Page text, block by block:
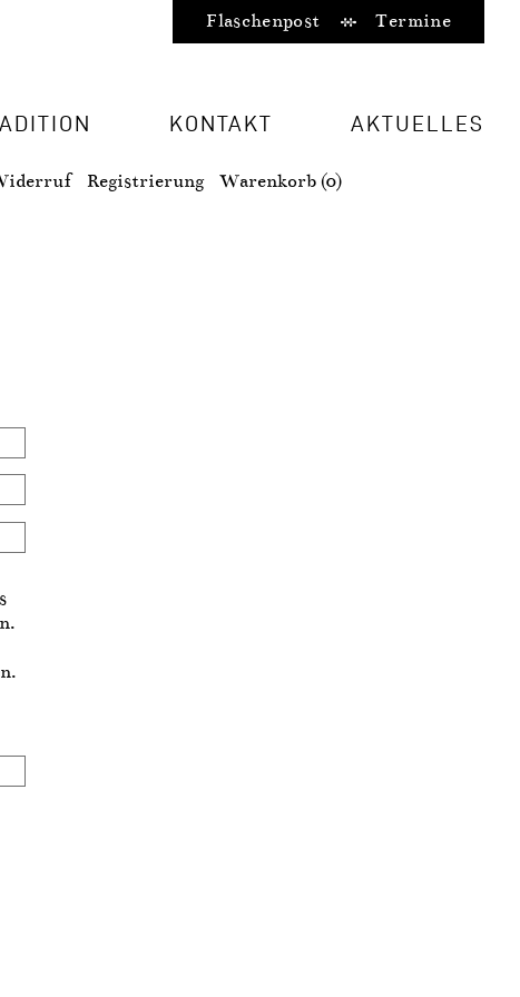
KONTAKT AKTUELLES
Flaschenpost Termine
Registrierung Warenkorb (0)